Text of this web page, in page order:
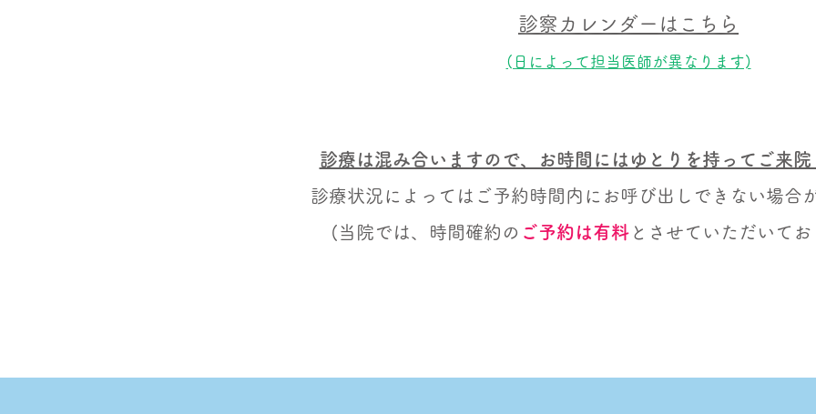
your
bran
診察カレンダーはこちら
(日によって担当医師が異なります)
診療は混み合いますので、お時間にはゆとりを持ってご来院
診療状況によってはご予約時間内にお呼び出しできない場合
(当院では、時間確約の ご予約は有料とさせていただいてお